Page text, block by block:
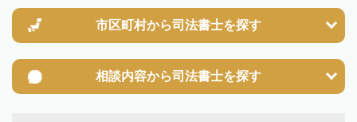
市区町村から司法書士を探す
相談内容から司法書士を探す